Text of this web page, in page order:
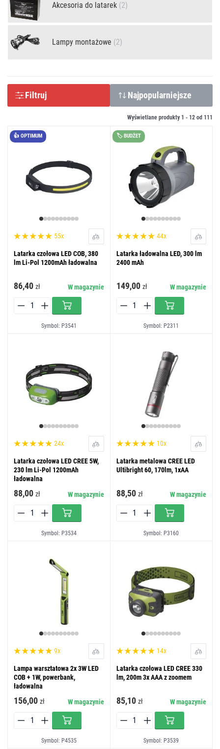
Akcesoria do latarek (2)
Lampy montażowe (2)
Filtruj Najpopularniejsze
Wyświetlane produkty 1 - 12 od 111
👍 OPTIMUM
55x
Latarka czołowa LED COB, 380
lm Li-Pol 1200mAh ładowalna
86,40 zł W magazynie
Symbol: P3541
🏷️ BUDŻET
44x
Latarka ładowalna LED, 300 lm
2400 mAh
149,00 zł W magazynie
Symbol: P2311
24x
Latarka czołowa LED CREE 5W,
230 lm Li-Pol 1200mAh
ładowalna
88,00 zł W magazynie
Symbol: P3534
10x
Latarka metalowa CREE LED
Ultibright 60, 170lm, 1xAA
88,50 zł W magazynie
Symbol: P3160
9x
Lampa warsztatowa 2x 3W LED
COB + 1W, powerbank,
ładowalna
156,00 zł W magazynie
Symbol: P4535
14x
Latarka czołowa LED CREE 330
lm, 200m 3x AAA z zoomem
85,10 zł W magazynie
Symbol: P3539